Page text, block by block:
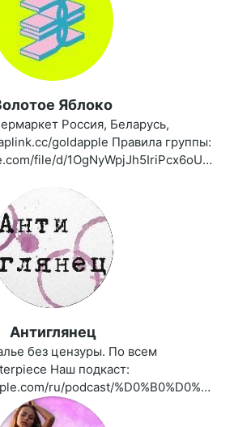
Яблоко
Россия, Беларусь,
goldapple Правила группы:
file/d/
Антиглянец
без цензуры. По всем
Наш подкаст:
https://podcasts.apple.com/ru/podcast/%D0%B0%D0%BD%D1%82%D0%B8%D0%B3%D0%BB%D1%8F%D0%BD%D0%B5%D1%86/id1461850339